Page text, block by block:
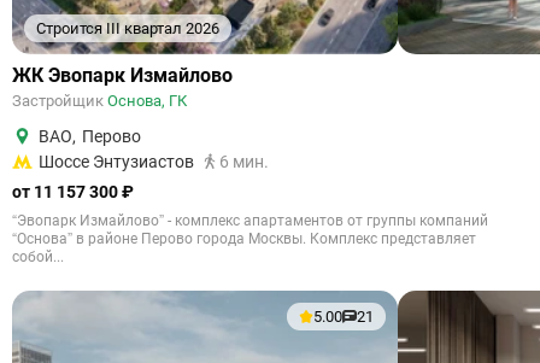
Строится III квартал 2026
ЖК Эвопарк Измайлово
Застройщик Основа, ГК
ВАО, Перово
Шоссе Энтузиастов
6 мин.
от 11 157 300 ₽
“Эвопарк Измайлово” - комплекс апартаментов от группы компаний
“Основа” в районе Перово города Москвы. Комплекс представляет
собой...
5.00 21